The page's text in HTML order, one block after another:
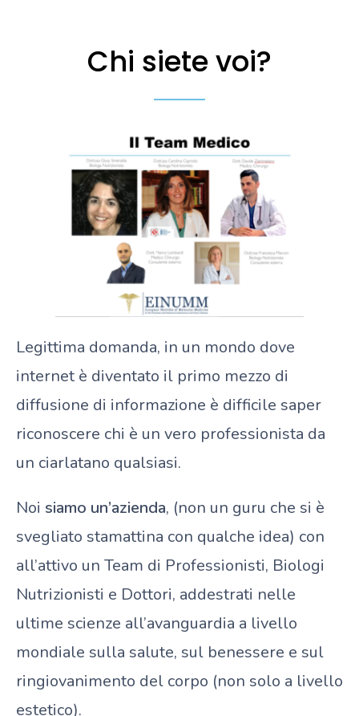
Chi siete voi?
Legittima domanda, in un mondo dove
internet è diventato il primo mezzo di
diffusione di informazione è difficile saper
riconoscere chi è un vero professionista da
un ciarlatano qualsiasi.
Noi siamo un’azienda, (non un guru che si è
svegliato stamattina con qualche idea) con
all’attivo un Team di Professionisti, Biologi
Nutrizionisti e Dottori, addestrati nelle
ultime scienze all’avanguardia a livello
mondiale sulla salute, sul benessere e sul
ringiovanimento del corpo (non solo a livello
estetico).